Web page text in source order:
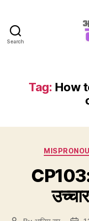
Search
Tag: How